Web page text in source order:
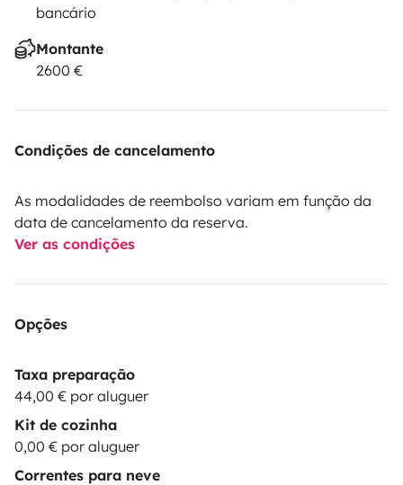
bancário
Montante
2600 €
Condições de cancelamento
As modalidades de reembolso variam em função da
data de cancelamento da reserva.
Ver as condições
Opções
Taxa preparação
44,00 € por aluguer
Kit de cozinha
0,00 € por aluguer
Correntes para neve